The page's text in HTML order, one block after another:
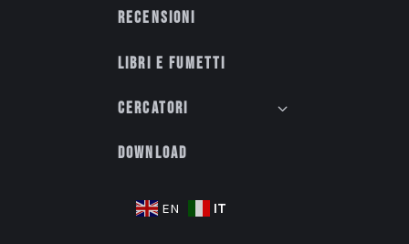
Recensioni
Libri e fumetti
Cercatori
Download
EN IT